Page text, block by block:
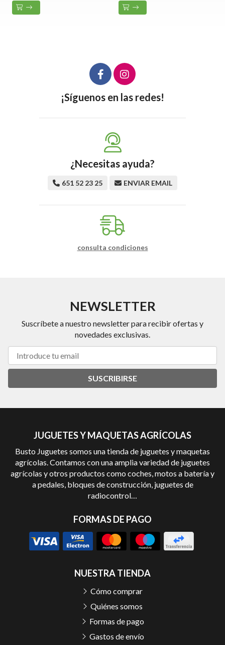
¡Síguenos en las redes!
¿Necesitas ayuda?
651 52 23 25 ENVIAR EMAIL
consulta condiciones
NEWSLETTER
Suscríbete a nuestro newsletter para recibir ofertas y
novedades exclusivas.
SUSCRIBIRSE
JUGUETES Y MAQUETAS AGRÍCOLAS
Busto Juguetes somos una tienda de juguetes y maquetas
agrícolas. Contamos con una amplia variedad de juguetes
agrícolas y otros productos como coches, motos a batería y
a pedales, bloques de construcción, juguetes de
radiocontrol…
FORMAS DE PAGO
NUESTRA TIENDA
Cómo comprar
Quiénes somos
Formas de pago
Gastos de envío